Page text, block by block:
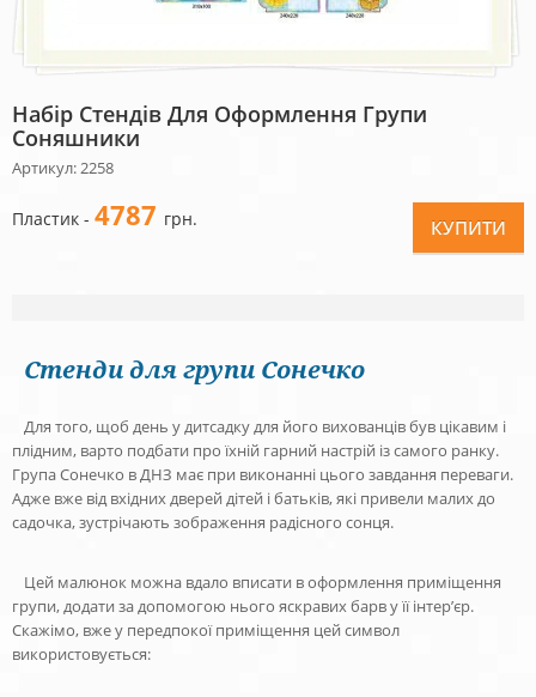
Набір Стендів Для Оформлення Групи
Соняшники
Артикул: 2258
Пластик - 4787 грн. КУПИТИ
Стенди для групи Сонечко
Для того, щоб день у дитсадку для його вихованців був цікавим і
плідним, варто подбати про їхній гарний настрій із самого ранку.
Група Сонечко в ДНЗ має при виконанні цього завдання переваги.
Адже вже від вхідних дверей дітей і батьків, які привели малих до
садочка, зустрічають зображення радісного сонця.
Цей малюнок можна вдало вписати в оформлення приміщення
групи, додати за допомогою нього яскравих барв у її інтер’єр.
Скажімо, вже у передпокої приміщення цей символ
використовується: